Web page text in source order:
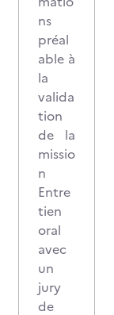
ns
préal
able à
la
valida
tion
de la
missio
n
Entre
tien
oral
avec
un
jury
de